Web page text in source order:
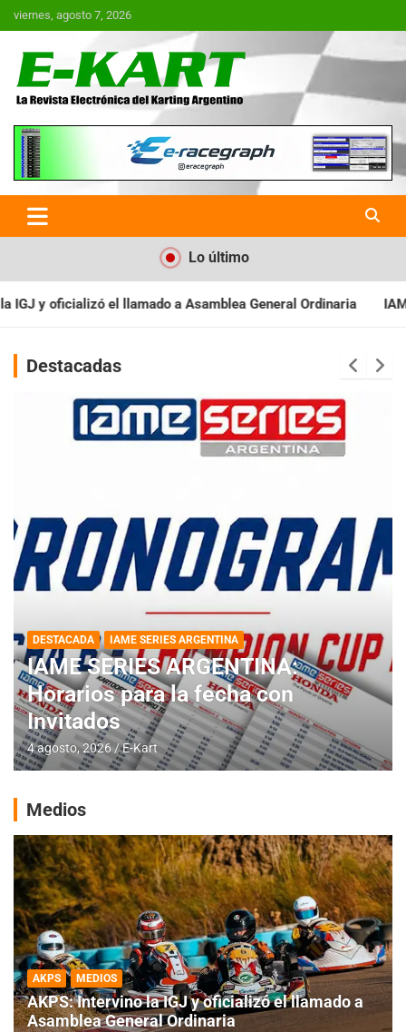
Saltar
al
viernes, agosto 7, 2026
E-Kart.com.ar | La Revista
Electrónica del Karting en
Argentina
Lo último
General Ordinaria IAME SERIES ARGENTINA:
Destacadas
DESTACADA IAME SERIES ARGENTINA
IAME SERIES ARGENTINA:
Horarios para la fecha con
Invitados
4 agosto, 2026 E-Kart
Medios
AKPS MEDIOS
AKPS: Intervino la IGJ y oficializó el llamado a
Asamblea General Ordinaria